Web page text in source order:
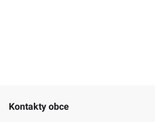
Kontakty obce